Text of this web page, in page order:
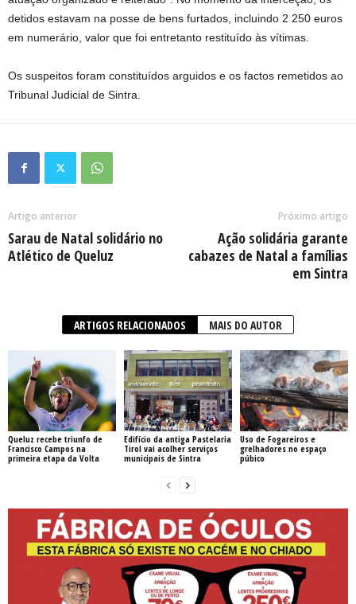
detidos estavam na posse de bens furtados, incluindo 2 250 euros
em numerário, valor que foi entretanto restituído às vítimas.
Os suspeitos foram constituídos arguidos e os factos remetidos ao
Tribunal Judicial de Sintra.
Artigo anterior
Sarau de Natal solidário no
Atlético de Queluz
Próximo artigo
Ação solidária garante
cabazes de Natal a famílias
em Sintra
ARTIGOS RELACIONADOS MAIS DO AUTOR
Queluz recebe triunfo de
Francisco Campos na
primeira etapa da Volta
Edifício da antiga Pastelaria
Tirol vai acolher serviços
municipais de Sintra
Uso de Fogareiros e
grelhadores no espaço
púbico